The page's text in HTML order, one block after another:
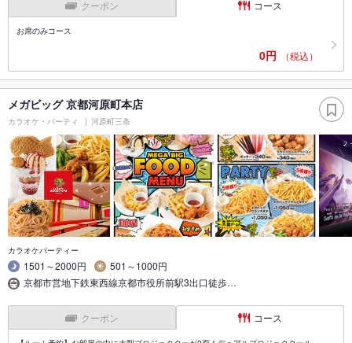
クーポン コース
お席のみコース
0円 （税込）
メガビッグ 京都河原町本店
カラオケ・パーティ 河原町三条
カラオケパーティー
1501～2000円
501～1000円
京都市営地下鉄東西線京都市役所前駅3出口徒歩…
クーポン コース